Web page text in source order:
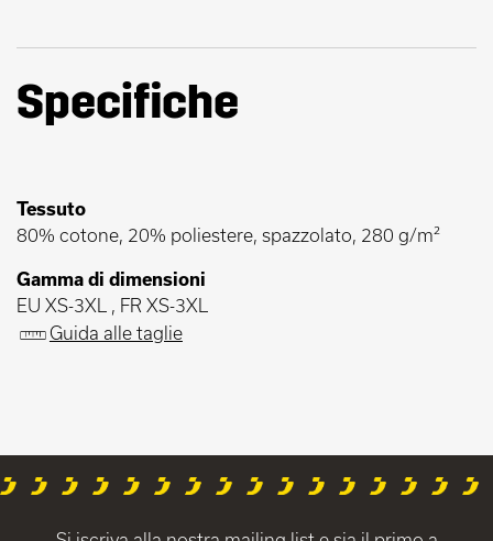
Specifiche
Tessuto
80% cotone, 20% poliestere, spazzolato, 280 g/m²
Gamma di dimensioni
EU XS-3XL , FR XS-3XL
Guida alle taglie